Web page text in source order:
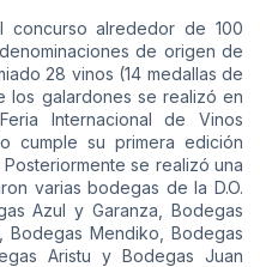
concurso alrededor de 100
de origen de
28 vinos (14 medallas de
los galardones se realizó en
Internacional de Vinos
cumple su primera edición
se realizó una
varias bodegas de la D.O.
Azul y Garanza, Bodegas
Bodegas Mendiko, Bodegas
Aristu y Bodegas Juan